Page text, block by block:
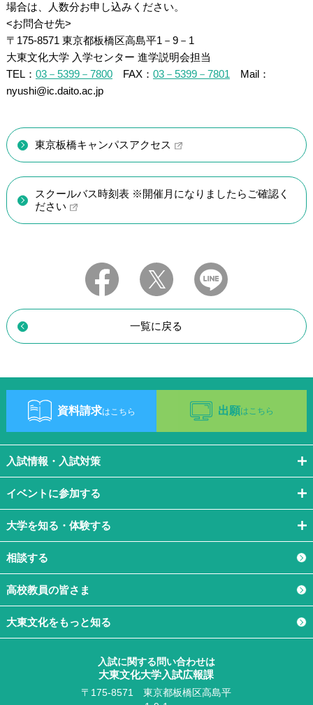
場合は、人数分お申し込みください。
<お問合せ先>
〒175-8571 東京都板橋区高島平1－9－1
大東文化大学 入学センター 進学説明会担当
TEL： 03－5399－7800FAX： 03－5399－7801 Mail：
nyushi@ic.daito.ac.jp
東京板橋キャンパスアクセス
スクールバス時刻表 ※開催月になりましたらご確認く
ださい
一覧に戻る
資料請求はこちら 出願はこちら
入試に関する問い合わせは
大東文化大学入試広報課
〒175-8571東京都板橋区高島平
入試情報・入試対策
イベントに参加する
大学を知る・体験する
相談する
高校教員の皆さま
大東文化をもっと知る